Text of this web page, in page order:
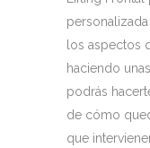
los aspectos
haciendo
podrás
de cómo
que